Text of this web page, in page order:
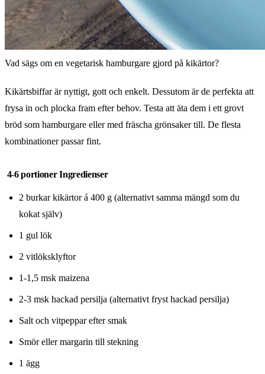
Vad sägs om en vegetarisk hamburgare gjord på kikärtor?
Kikärtsbiffar är nyttigt, gott och enkelt. Dessutom är de perfekta att
frysa in och plocka fram efter behov. Testa att äta dem i ett grovt
bröd som hamburgare eller med fräscha grönsaker till. De flesta
kombinationer passar fint.
4-6 portioner Ingredienser
2 burkar kikärtor á 400 g (alternativt samma mängd som du
kokat själv)
1 gul lök
2 vitlöksklyftor
1-1,5 msk maizena
2-3 msk hackad persilja (alternativt fryst hackad persilja)
Salt och vitpeppar efter smak
Smör eller margarin till stekning
1 ägg